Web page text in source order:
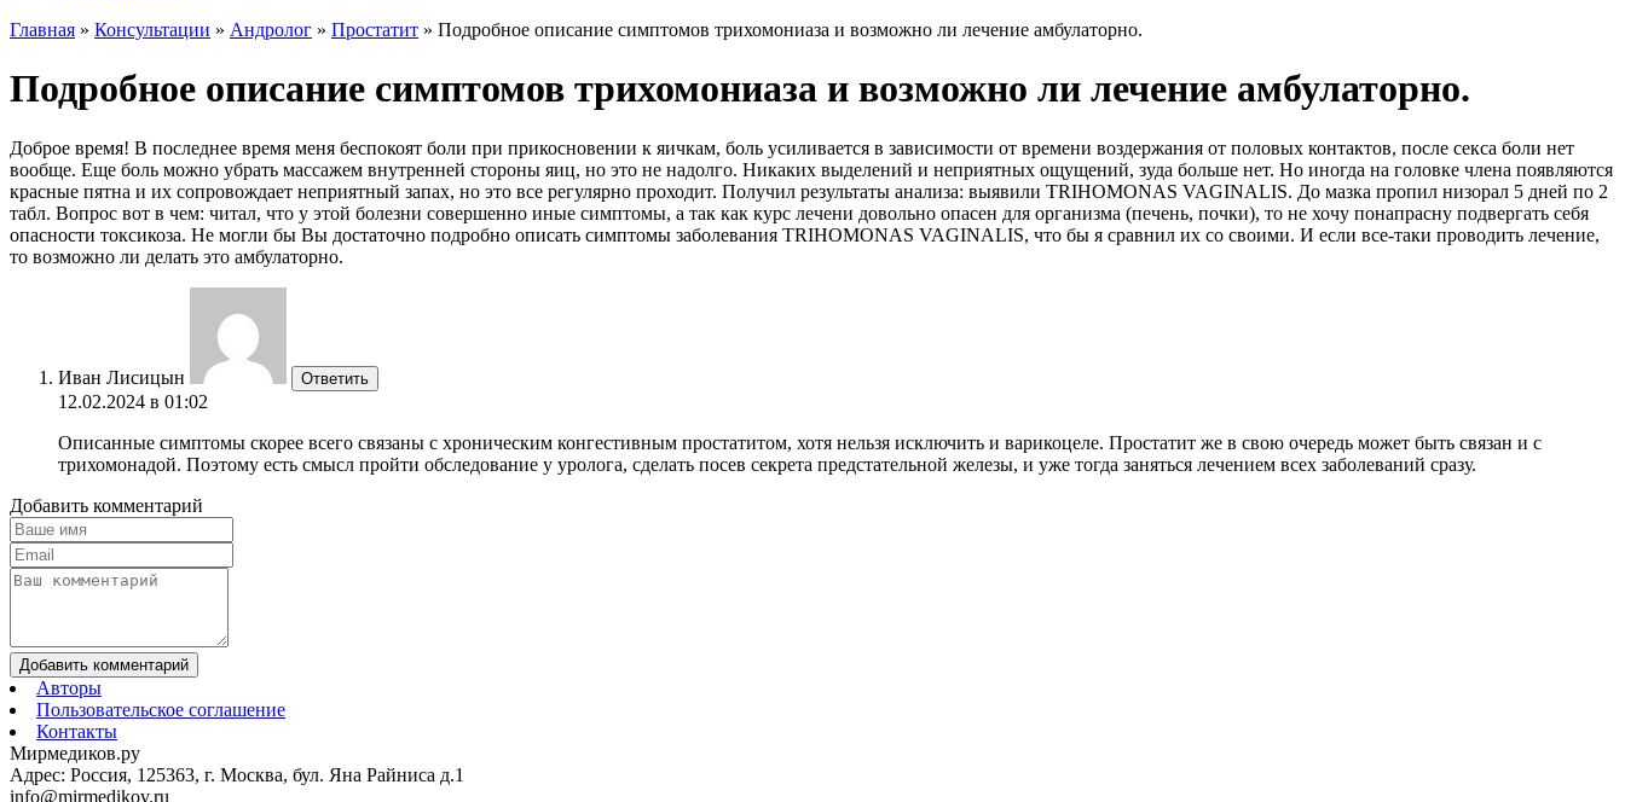
Главная » Консультации » Андролог » Простатит » Подробное описание симптомов трихомониаза и возможно ли лечение амбулаторно.
Подробное описание симптомов трихомониаза и возможно ли лечение амбулаторно.
Доброе время! В последнее время меня беспокоят боли при прикосновении к яичкам, боль усиливается в зависимости от времени воздержания от половых контактов, после секса боли нет
вообще. Еще боль можно убрать массажем внутренней стороны яиц, но это не надолго. Никаких выделений и неприятных ощущений, зуда больше нет. Но иногда на головке члена появляются
красные пятна и их сопровождает неприятный запах, но это все регулярно проходит. Получил результаты анализа: выявили TRIHOMONAS VAGINALIS. До мазка пропил низорал 5 дней по 2
табл. Вопрос вот в чем: читал, что у этой болезни совершенно иные симптомы, а так как курс лечени довольно опасен для организма (печень, почки), то не хочу понапрасну подвергать себя
опасности токсикоза. Не могли бы Вы достаточно подробно описать симптомы заболевания TRIHOMONAS VAGINALIS, что бы я сравнил их со своими. И если все-таки проводить лечение,
то возможно ли делать это амбулаторно.
Иван Лисицын Ответить
12.02.2024 в 01:02
Описанные симптомы скорее всего связаны с хроническим конгестивным простатитом, хотя нельзя исключить и варикоцеле. Простатит же в свою очередь может быть связан и с
трихомонадой. Поэтому есть смысл пройти обследование у уролога, сделать посев секрета предстательной железы, и уже тогда заняться лечением всех заболеваний сразу.
Добавить комментарий
Добавить комментарий
Авторы
Пользовательское соглашение
Контакты
Мирмедиков.ру
Адрес: Россия, 125363, г. Москва, бул. Яна Райниса д.1
info@mirmedikov.ru